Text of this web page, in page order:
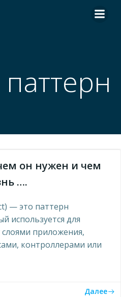
он нужен и чем
….
— это паттерн
используется для
приложения,
контроллерами или
Далее